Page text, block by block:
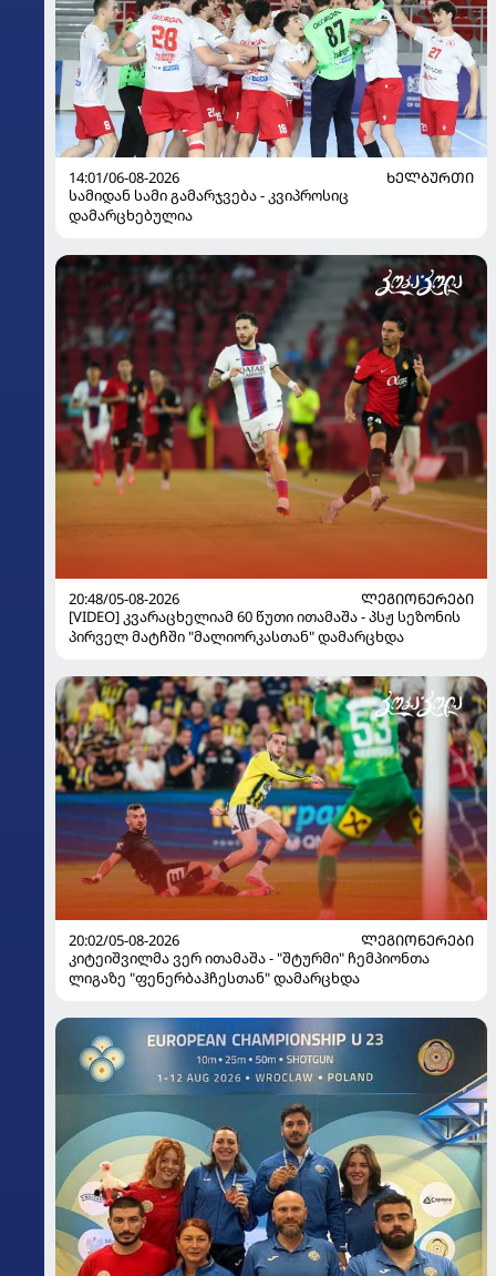
14:01/06-08-2026
ᲮᲔᲚᲑᲣᲠᲗᲘ
სამიდან სამი გამარჯვება - კვიპროსიც
დამარცხებულია
20:48/05-08-2026
ᲚᲔᲒᲘᲝᲜᲔᲠᲔᲑᲘ
[VIDEO] კვარაცხელიამ 60 წუთი ითამაშა - პსჟ სეზონის
პირველ მატჩში "მალიორკასთან" დამარცხდა
20:02/05-08-2026
ᲚᲔᲒᲘᲝᲜᲔᲠᲔᲑᲘ
კიტეიშვილმა ვერ ითამაშა - "შტურმი" ჩემპიონთა
ლიგაზე "ფენერბაჰჩესთან" დამარცხდა